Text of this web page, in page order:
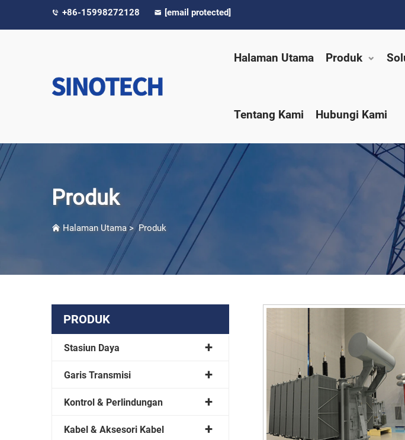
+86-15998272128 [email protected]
Halaman Utama Produk
Tentang Kami Hubungi Kami
Produk
Halaman Utama>Produk
PRODUK
Stasiun Daya
Garis Transmisi
Kontrol & Perlindungan
Kabel & Aksesori Kabel